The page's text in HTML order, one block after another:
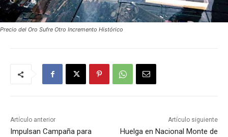
Precio del Oro Sufre Otro Incremento Histórico
Artículo anterior
Impulsan Campaña para
Artículo siguiente
Huelga en Nacional Monte de